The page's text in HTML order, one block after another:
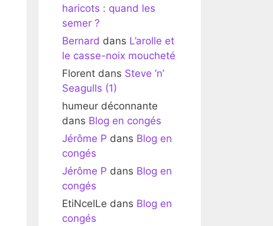
haricots : quand les
semer ?
Bernard dans L’arolle et
le casse-noix moucheté
Florent dans Steve ‘n’
Seagulls (1)
humeur déconnante
dans Blog en congés
Jérôme P dans Blog en
congés
Jérôme P dans Blog en
congés
EtiNcelLe dans Blog en
congés